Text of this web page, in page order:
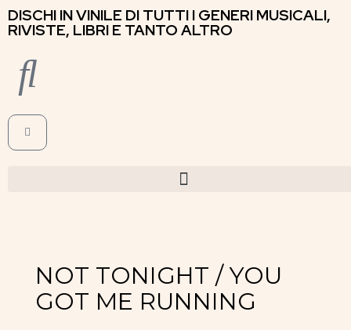
DISCHI IN VINILE DI TUTTI I GENERI MUSICALI,
RIVISTE, LIBRI E TANTO ALTRO
NOT TONIGHT / YOU
GOT ME RUNNING